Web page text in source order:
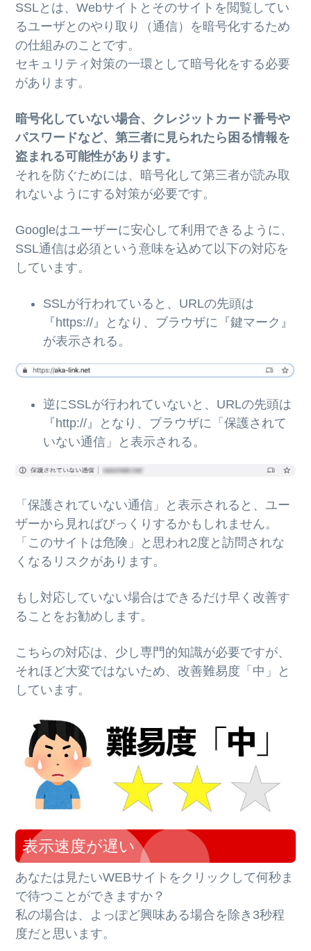
SSLとは、Webサイトとそのサイトを閲覧してい
るユーザとのやり取り（通信）を暗号化するため
の仕組みのことです。
セキュリティ対策の一環として暗号化をする必要
があります。
暗号化していない場合、クレジットカード番号や
パスワードなど、第三者に見られたら困る情報を
盗まれる可能性があります。
それを防ぐためには、暗号化して第三者が読み取
れないようにする対策が必要です。
Googleはユーザーに安心して利用できるように、
SSL通信は必須という意味を込めて以下の対応を
しています。
SSLが行われていると、URLの先頭は
『https://』となり、ブラウザに『鍵マーク』
が表示される。
逆にSSLが行われていないと、URLの先頭は
『http://』となり、ブラウザに「保護されて
いない通信」と表示される。
「保護されていない通信」と表示されると、ユー
ザーから見ればびっくりするかもしれません。
「このサイトは危険」と思われ2度と訪問されな
くなるリスクがあります。
もし対応していない場合はできるだけ早く改善す
ることをお勧めします。
こちらの対応は、少し専門的知識が必要ですが、
それほど大変ではないため、改善難易度「中」と
しています。
表示速度が遅い
あなたは見たいWEBサイトをクリックして何秒ま
で待つことができますか？
私の場合は、よっぽど興味ある場合を除き3秒程
度だと思います。